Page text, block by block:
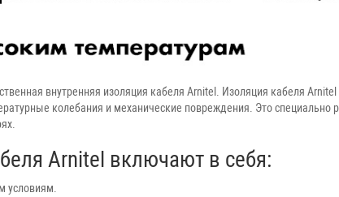
внутренняя изоляция кабеля Arnitel. Изоляция кабеля
колебания и механические повреждения. Это специально
Arnitel включают в себя:
условиям.